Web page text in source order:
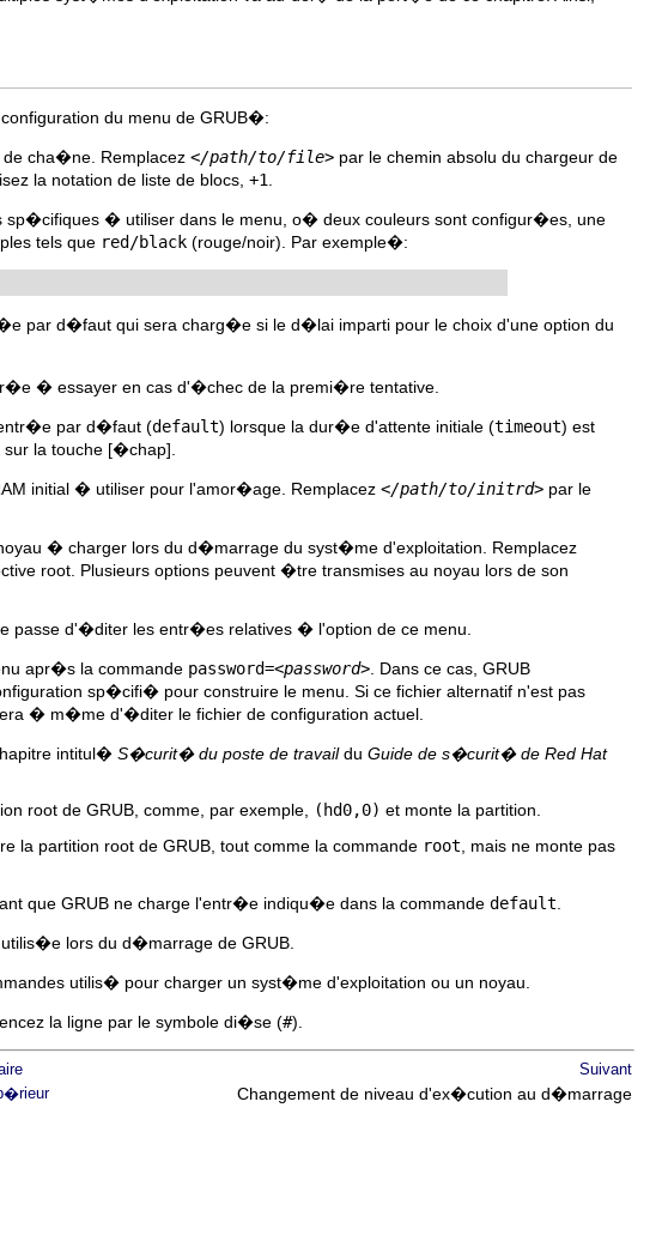
du menu de GRUB�:
cha�ne. Remplacez </path/to/file> par le chemin absolu du chargeur de
la notation de liste de blocs, +1
� utiliser dans le menu, o� deux couleurs sont configur�es, une
tels que red/black (rouge/noir). Par exemple�:
par d�faut qui sera charg�e si le d�lai imparti pour le choix d'une option du
� essayer en cas d'�chec de la premi�re tentative.
par d�faut (default) lorsque la dur�e d'attente initiale (timeout) est
la touche [�chap]
initial � utiliser pour l'amor�age. Remplacez </path/to/initrd> par le
� charger lors du d�marrage du syst�me d'exploitation. Remplacez
root. Plusieurs options peuvent �tre transmises au noyau lors de son
passe d'�diter les entr�es relatives � l'option de ce menu.
apr�s la commande password=<password> . Dans ce cas, GRUB
sp�cifi� pour construire le menu. Si ce fichier alternatif n'est pas
� m�me d'�diter le fichier de configuration actuel.
intitul� S�curit� du poste de travaildu Guide de s�curit� de Red Hat
root de GRUB, comme, par exemple, (hd0,0) et monte la partition.
la partition root de GRUB, tout comme la commande root , mais ne monte pas
que GRUB ne charge l'entr�e indiqu�e dans la commande default
lors du d�marrage de GRUB.
utilis� pour charger un syst�me d'exploitation ou un noyau.
la ligne par le symbole di�se (#).
Suivant
Changement de niveau d'ex�cution au d�marrage